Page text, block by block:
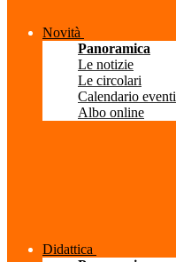
Novità
Panoramica
Le notizie
Le circolari
Calendario eventi
Albo online
Didattica